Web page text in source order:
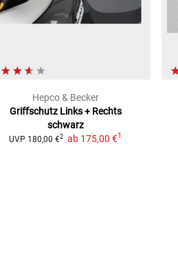
Hepco & Becker
Griffschutz Links + Rechts
schwarz
UVP 180,00 €2 ab 175,00 €1